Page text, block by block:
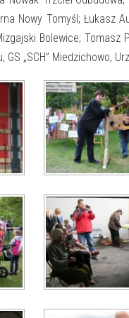
Nowy Tomyśl; Łukasz
Bolewice;
„SCH” Miedzichowo,